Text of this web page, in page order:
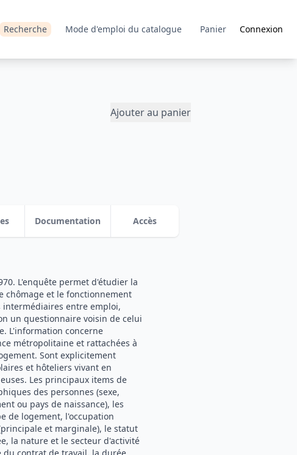
Recherche Mode d'emploi du catalogue Panier Connexion
Ajouter au panier
Documentation Accès
L'enquête permet d'étudier la
chômage et le fonctionnement
entre emploi,
un questionnaire voisin de celui
L'information concerne
métropolitaine et rattachées à
Sont explicitement
et hôteliers vivant en
Les principaux items de
des personnes (sexe,
ou pays de naissance), les
de logement, l'occupation
et marginale), le statut
la nature et le secteur d'activité